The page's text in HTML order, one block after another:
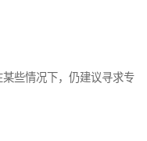
些情况下，仍建议寻求专